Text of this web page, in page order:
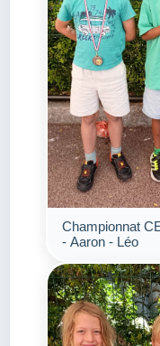
Championnat
- Aaron - Léo